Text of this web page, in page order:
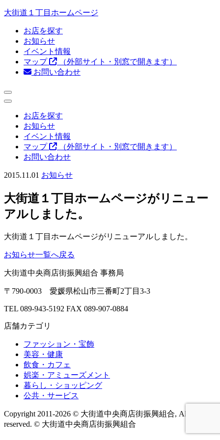
大街道１丁目ホームページ
お店を探す
お知らせ
イベント情報
マップ
（外部サイト・別窓で開きます）
お問い合わせ
お店を探す
お知らせ
イベント情報
マップ
（外部サイト・別窓で開きます）
お問い合わせ
2015.11.01 お知らせ
大街道１丁目ホームページがリニュー
アルしました。
大街道１丁目ホームページがリニューアルしました。
お知らせ一覧へ戻る
大街道中央商店街振興組合 事務局
〒790-0003 愛媛県松山市三番町2丁目3-3
TEL 089-943-5192 FAX 089-907-0884
店舗カテゴリ
ファッション・宝飾
美容・健康
飲食・カフェ
娯楽・アミューズメント
暮らし・ショッピング
公共・サービス
Copyright 2011-2026 © 大街道中央商店街振興組合, All rights
reserved. © 大街道中央商店街振興組合